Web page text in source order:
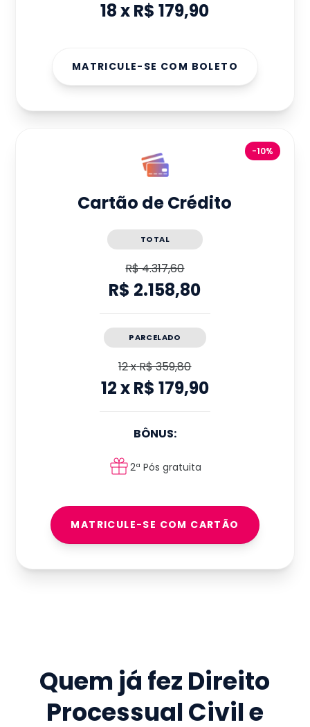
18xR$ 179,90
MATRICULE-SE COM BOLETO
-10%
Cartão de Crédito
TOTAL
R$ 4.317,60
R$ 2.158,80
PARCELADO
12xR$ 359,80
12xR$ 179,90
BÔNUS:
2ª Pós gratuita
MATRICULE-SE COM CARTÃO
Quem já fez Direito
Processual Civil e